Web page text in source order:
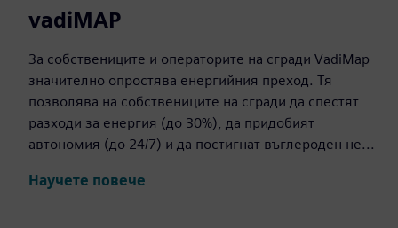
vadiMAP
За собствениците и операторите на сгради VadiMap
значително опростява енергийния преход. Тя
позволява на собствениците на сгради да спестят
разходи за енергия (до 30%), да придобият
автономия (до 24/7) и да постигнат въглероден не...
Научете повече